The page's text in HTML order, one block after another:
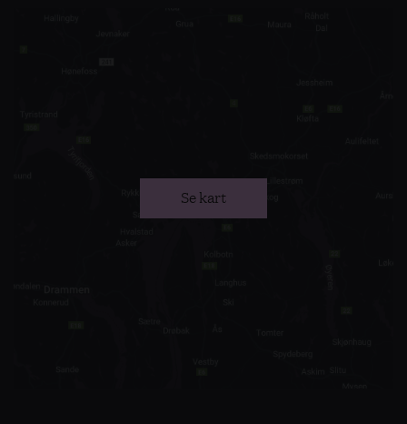
Se kart